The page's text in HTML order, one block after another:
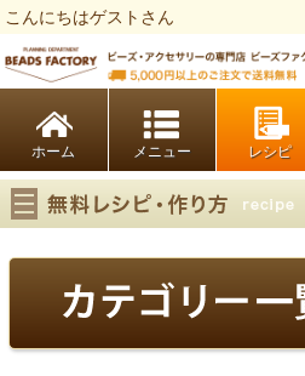
こんにちはゲストさん
ホーム レシピ